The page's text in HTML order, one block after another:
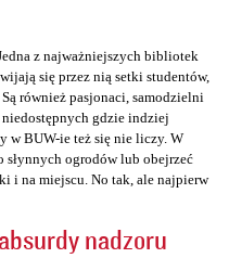
z najważniejszych bibliotek
się przez nią setki studentów,
również pasjonaci, samodzielni
gdzie indziej
w BUW-ie też się nie liczy. W
ogrodów lub obejrzeć
i na miejscu. No tak, ale najpierw
nadzoru